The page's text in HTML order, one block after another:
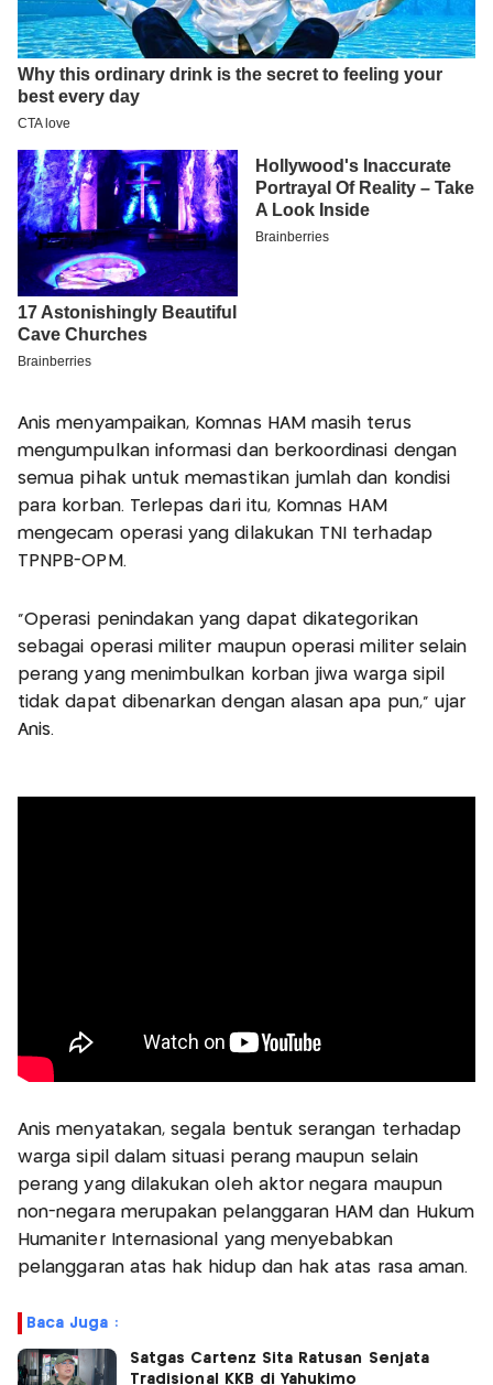
Anis menyampaikan, Komnas HAM masih terus
mengumpulkan informasi dan berkoordinasi dengan
semua pihak untuk memastikan jumlah dan kondisi
para korban. Terlepas dari itu, Komnas HAM
mengecam operasi yang dilakukan TNI terhadap
TPNPB-OPM.
“Operasi penindakan yang dapat dikategorikan
sebagai operasi militer maupun operasi militer selain
perang yang menimbulkan korban jiwa warga sipil
tidak dapat dibenarkan dengan alasan apa pun,” ujar
Anis.
Anis menyatakan, segala bentuk serangan terhadap
warga sipil dalam situasi perang maupun selain
perang yang dilakukan oleh aktor negara maupun
non-negara merupakan pelanggaran HAM dan Hukum
Humaniter Internasional yang menyebabkan
pelanggaran atas hak hidup dan hak atas rasa aman.
Baca Juga :
Satgas Cartenz Sita Ratusan Senjata
Tradisional KKB di Yahukimo